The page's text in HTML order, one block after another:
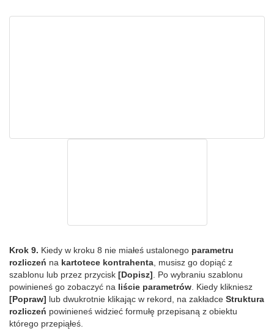
Krok 9. Kiedy w kroku 8 nie miałeś ustalonego parametru
rozliczeń na kartotece kontrahenta , musisz go dopiąć z
szablonu lub przez przycisk [Dopisz] . Po wybraniu szablonu
powinieneś go zobaczyć na liście parametrów . Kiedy klikniesz
[Popraw] lub dwukrotnie klikając w rekord, na zakładce Struktura
rozliczeń powinieneś widzieć formułę przepisaną z obiektu
którego przepiąłeś.